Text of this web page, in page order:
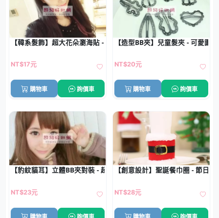
【韓系髮飾】超大花朵瀏海貼 - 魔法氈瀏海固定神器
NT$17元
購物車 詢價車
【造型BB夾】兒童髮夾 - 可愛圖
NT$20元
購物車 詢價車
【豹紋貓耳】立體BB夾對裝 - 超萌造型髮夾
NT$23元
【創意設計】聖誕餐巾圈 - 節日餐
NT$28元